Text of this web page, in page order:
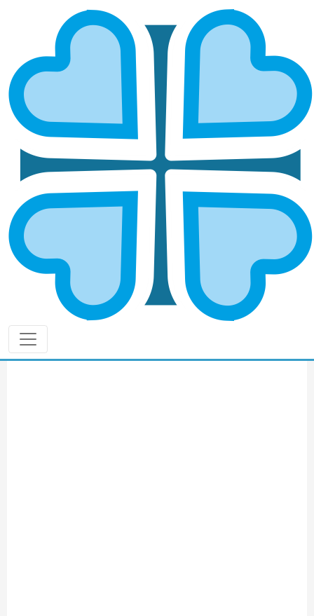
КОНТАКТЫ
Наш адрес
Республика Татарстан, г. Казань, ул. Карла
Маркса д. 9/15, помещение 5
+7 (996) 900-50-30
mkzn21@yandex.ru
Руководитель АНО «Милосердие Казань»
Варганова Ольга
volgav036@gmail.com
Подписаться